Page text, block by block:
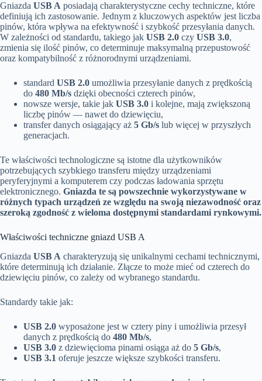
Gniazda USB A posiadają charakterystyczne cechy techniczne, które
definiują ich zastosowanie. Jednym z kluczowych aspektów jest liczba
pinów, która wpływa na efektywność i szybkość przesyłania danych.
W zależności od standardu, takiego jak USB 2.0 czy USB 3.0,
zmienia się ilość pinów, co determinuje maksymalną przepustowość
oraz kompatybilność z różnorodnymi urządzeniami.
standard USB 2.0 umożliwia przesyłanie danych z prędkością
do 480 Mb/s dzięki obecności czterech pinów,
nowsze wersje, takie jak USB 3.0 i kolejne, mają zwiększoną
liczbę pinów — nawet do dziewięciu,
transfer danych osiągający aż 5 Gb/s lub więcej w przyszłych
generacjach.
Te właściwości technologiczne są istotne dla użytkowników
potrzebujących szybkiego transferu między urządzeniami
peryferyjnymi a komputerem czy podczas ładowania sprzętu
elektronicznego. Gniazda te są powszechnie wykorzystywane w
różnych typach urządzeń ze względu na swoją niezawodność oraz
szeroką zgodność z wieloma dostępnymi standardami rynkowymi.
Właściwości techniczne gniazd USB A
Gniazda USB A charakteryzują się unikalnymi cechami technicznymi,
które determinują ich działanie. Złącze to może mieć od czterech do
dziewięciu pinów, co zależy od wybranego standardu.
Standardy takie jak:
USB 2.0 wyposażone jest w cztery piny i umożliwia przesył
danych z prędkością do 480 Mb/s,
USB 3.0 z dziewięcioma pinami osiąga aż do 5 Gb/s,
USB 3.1 oferuje jeszcze większe szybkości transferu.